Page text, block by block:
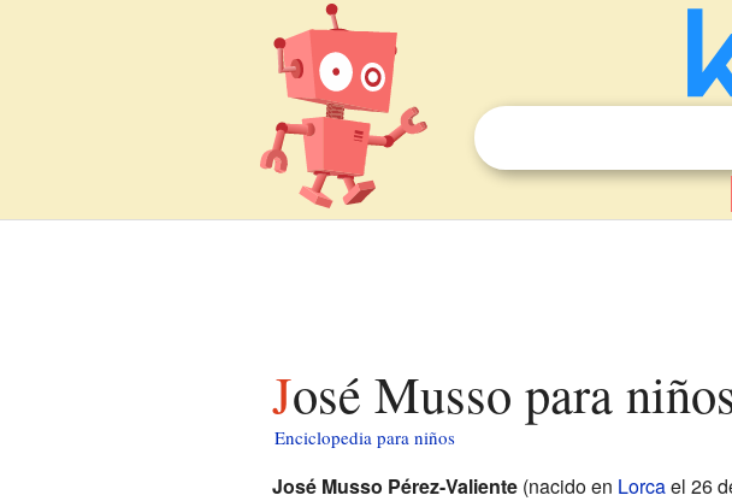
José Musso para
Enciclopedia para niños
José Musso Pérez-Valiente(nacido en Lorcael 26